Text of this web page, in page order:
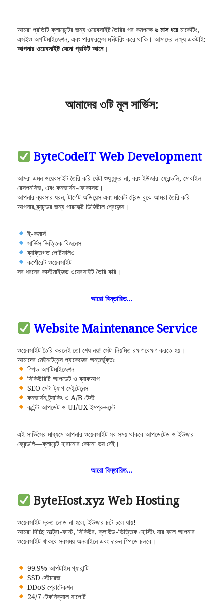
আমরা প্রতিটি ক্লায়েন্টের জন্য ওয়েবসাইট তৈরির পর কমপক্ষে৬ মাস ধরে মার্কেটিং,
এসইও অপটিমাইজেশন, এবং পারফরমেন্স মনিটরিং করে থাকি। আমাদের লক্ষ্য একটাই:
আপনার ওয়েবসাইট যেনো প্রফিট আনে।
আমাদের ৩টি মূল সার্ভিস:
ByteCodeIT Web Development
আমরা এমন ওয়েবসাইট তৈরি করি যেটা শুধু সুন্দর না, বরং ইউজার-ফ্রেন্ডলি, মোবাইল
রেসপনসিভ, এবং কনভার্সন-ফোকাসড।
আপনার ব্যবসার ধরন, টার্গেট অডিয়েন্স এবং মার্কেট ট্রেন্ড বুঝে আমরা তৈরি করি
আপনার ব্র্যান্ডের জন্য পারফেক্ট ডিজিটাল প্রেজেন্স।
ই-কমার্স
সার্ভিস ভিত্তিক বিজনেস
ব্যক্তিগত পোর্টফলিও
কর্পোরেট ওয়েবসাইট
সব ধরনের কাস্টমাইজড ওয়েবসাইট তৈরি করি।
আরো বিস্তারিত…
Website Maintenance Service
ওয়েবসাইট তৈরি করলেই তো শেষ নয়! সেটা নিয়মিত রক্ষণাবেক্ষণ করতে হয়।
আমাদের মেইনটেনেন্স প্যাকেজের অন্তর্ভুক্তঃ
স্পিড অপটিমাইজেশন
সিকিউরিটি আপডেট ও ব্যাকআপ
SEO মেটা ট্যাগ মেইন্টেনেন্স
কনভার্সন ট্র্যাকিং ও A/B টেস্ট
কন্টেন্ট আপডেট ও UI/UX ইমপ্রুভমেন্ট
এই সার্ভিসের মাধ্যমে আপনার ওয়েবসাইট সব সময় থাকবে আপডেটেড ও ইউজার-
ফ্রেন্ডলি—ক্লায়েন্ট হারানোর কোনো ভয় নেই।
আরো বিস্তারিত…
ByteHost.xyz Web Hosting
ওয়েবসাইট দ্রুত লোড না হলে, ইউজার চটে চলে যায়!
আমরা দিচ্ছি আল্ট্রা-ফাস্ট, সিকিউর, ক্লাউড-ভিত্তিক হোস্টিং যার ফলে আপনার
ওয়েবসাইট থাকবে সবসময় অনলাইনে এবং দারুন স্পিডে চলবে।
99.9% আপটাইম গ্যারান্টি
SSD স্টোরেজ
DDoS প্রোটেকশন
24/7 টেকনিক্যাল সাপোর্ট